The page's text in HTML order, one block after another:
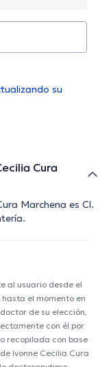
su
Cura
Marchena es Cl.
al usuario desde el
el momento en
de su elección,
con él por
recopilada con base
Ivonne Cecilia Cura